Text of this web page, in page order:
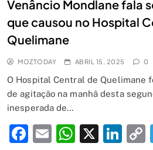
Venâncio Mondlane fala
que causou no Hospital
Quelimane
MOZTODAY ABRIL 15, 2025 0
O Hospital Central de Quelimane
de agitação na manhã desta
inesperada de…
Facebook
Email X